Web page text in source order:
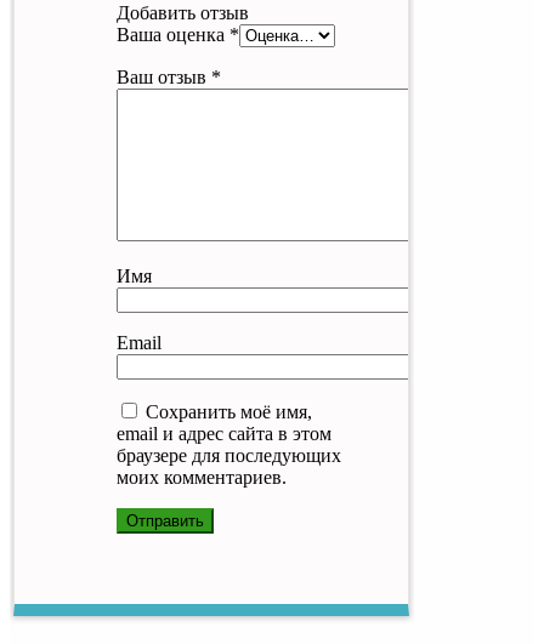
Добавить отзыв
Ваша оценка *
Ваш отзыв *
Имя
Email
Сохранить моё имя,
email и адрес сайта в этом
браузере для последующих
моих комментариев.